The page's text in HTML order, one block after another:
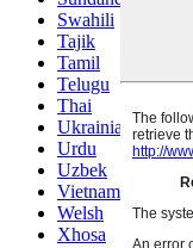
Swahili
Tajik
Tamil
Telugu
Thai
Ukrainian
Urdu
Uzbek
Vietnamese
Welsh
Xhosa